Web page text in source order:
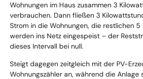
Wohnungen im Haus zusammen 3
verbrauchen. Dann fließen 3
Strom in die Wohnungen, die restlichen
werden ins Netz eingespeist – der
dieses Intervall bei null.
Steigt dagegen zeitgleich mit der PV-
Wohnungszähler an, während die